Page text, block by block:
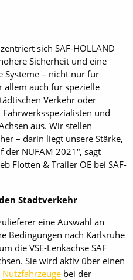
sich SAF-HOLLAND
Sicherheit und eine
Systeme – nicht nur für
allem auch für spezielle
Verkehr oder
und
aus. Wir stellen
– darin liegt unsere Stärke,
NUFAM 2021“, sagt
Flotten & Trailer OE bei SAF-
Stadtverkehr
eine Auswahl an
Bedingungen nach Karlsruhe
die VSE-Lenkachse SAF
Sie wird aktiv über einen
Nutzfahrzeuge bei der